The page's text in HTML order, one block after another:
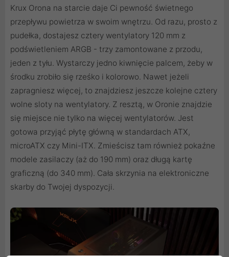
Krux Orona na starcie daje Ci pewność świetnego
przepływu powietrza w swoim wnętrzu. Od razu, prosto z
pudełka, dostajesz cztery wentylatory 120 mm z
podświetleniem ARGB - trzy zamontowane z przodu,
jeden z tyłu. Wystarczy jedno kiwnięcie palcem, żeby w
środku zrobiło się rześko i kolorowo. Nawet jeżeli
zapragniesz więcej, to znajdziesz jeszcze kolejne cztery
wolne sloty na wentylatory. Z resztą, w Oronie znajdzie
się miejsce nie tylko na więcej wentylatorów. Jest
gotowa przyjąć płytę główną w standardach ATX,
microATX czy Mini-ITX. Zmieścisz tam również pokaźne
modele zasilaczy (aż do 190 mm) oraz długą kartę
graficzną (do 340 mm). Cała skrzynia na elektroniczne
skarby do Twojej dyspozycji.